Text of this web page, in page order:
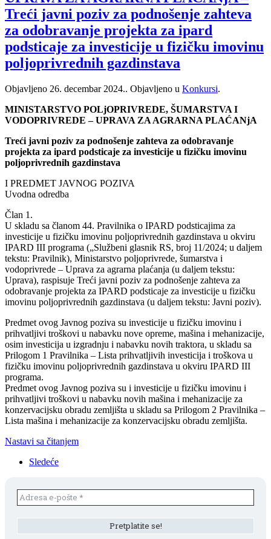
Treći javni poziv za podnošenje zahteva
za odobravanje projekta za ipard
podsticaje za investicije u fizičku imovinu
poljoprivrednih gazdinstava
Objavljeno 26. decembar 2024.. Objavljeno u Konkursi.
MINISTARSTVO POLjOPRIVREDE, ŠUMARSTVA I
VODOPRIVREDE – UPRAVA ZA AGRARNA PLAĆANjA
Treći javni poziv za podnošenje zahteva za odobravanje
projekta za ipard podsticaje za investicije u fizičku imovinu
poljoprivrednih gazdinstava
I PREDMET JAVNOG POZIVA
Uvodna odredba
Član 1.
U skladu sa članom 44. Pravilnika o IPARD podsticajima za
investicije u fizičku imovinu poljoprivrednih gazdinstava u okviru
IPARD III programa („Službeni glasnik RS, broj 11/2024; u daljem
tekstu: Pravilnik), Ministarstvo poljoprivrede, šumarstva i
vodoprivrede – Uprava za agrarna plaćanja (u daljem tekstu:
Uprava), raspisuje Treći javni poziv za podnošenje zahteva za
odobravanje projekta za IPARD podsticaje za investicije u fizičku
imovinu poljoprivrednih gazdinstava (u daljem tekstu: Javni poziv).
Predmet ovog Javnog poziva su investicije u fizičku imovinu i
prihvatljivi troškovi u nabavku nove opreme, mašina i mehanizacije,
osim investicija u izgradnju i nabavku novih traktora, u skladu sa
Prilogom 1 Pravilnika – Lista prihvatljivih investicija i troškova u
fizičku imovinu poljoprivrednih gazdinstava u okviru IPARD III
programa.
Predmet ovog Javnog poziva su i investicije u fizičku imovinu i
prihvatljivi troškovi u nabavku novih mašina i mehanizacije za
konzervacijsku obradu zemljišta u skladu sa Prilogom 2 Pravilnika –
Lista mašina i mehanizacije za konzervacijsku obradu zemljišta.
Nastavi sa čitanjem
Sledeće